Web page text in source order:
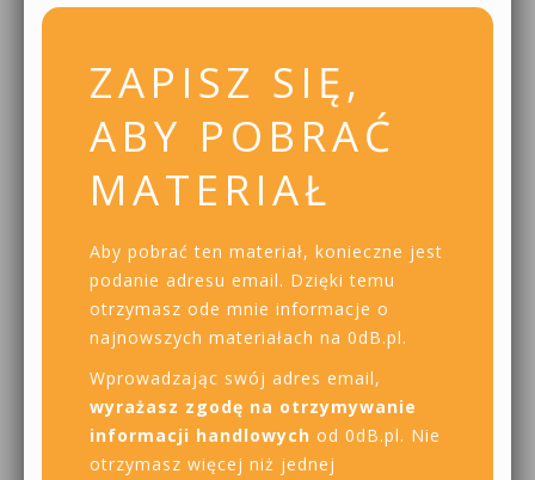
ZAPISZ SIĘ,
ABY POBRAĆ
MATERIAŁ
Aby pobrać ten materiał, konieczne jest
podanie adresu email. Dzięki temu
otrzymasz ode mnie informacje o
najnowszych materiałach na 0dB.pl.
Wprowadzając swój adres email,
wyrażasz zgodę na otrzymywanie
informacji handlowych od 0dB.pl. Nie
otrzymasz więcej niż jednej